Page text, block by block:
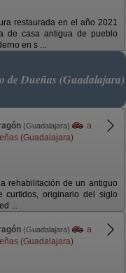
restaurada en el año 2021
de casa antigua de pueblo
en s ...
de Dueñas (Guadalajara)
(Guadalajara)
a
(Guadalajara)
rehabilitación de un antiguo
curtidos, originario del siglo
...
(Guadalajara)
a
(Guadalajara)